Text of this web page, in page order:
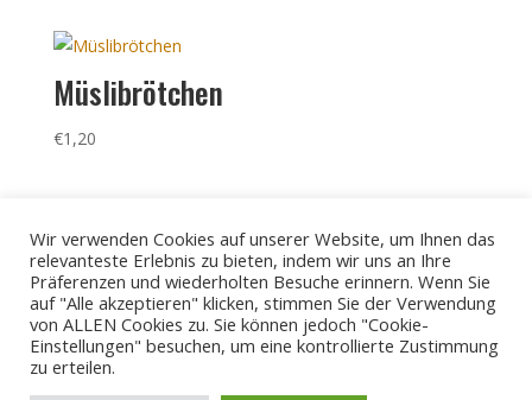
Müslibrötchen
€1,20
Datenschutz
Wir verwenden Cookies auf unserer Website, um Ihnen das
relevanteste Erlebnis zu bieten, indem wir uns an Ihre
Präferenzen und wiederholten Besuche erinnern. Wenn Sie
auf "Alle akzeptieren" klicken, stimmen Sie der Verwendung
von ALLEN Cookies zu. Sie können jedoch "Cookie-
Einstellungen" besuchen, um eine kontrollierte Zustimmung
zu erteilen.